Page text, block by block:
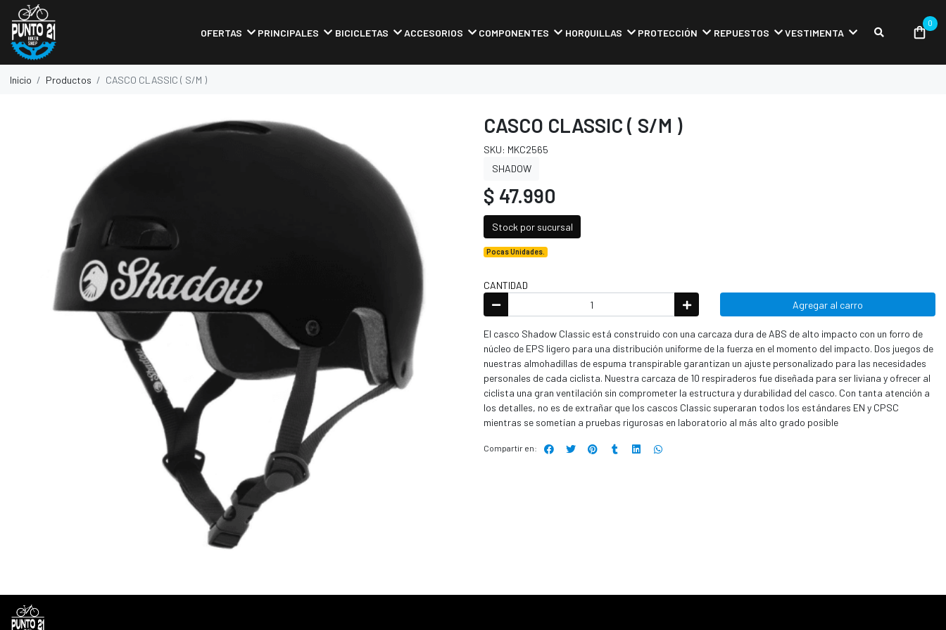
OFERTAS PRINCIPALES BICICLETAS ACCESORIOS COMPONENTES HORQUILLAS PROTECCIÓN REPUESTOS VESTIMENTA
0
Inicio Productos CASCO CLASSIC ( S/M )
CASCO CLASSIC ( S/M )
SKU: MKC2565
SHADOW
$ 47.990
Stock por sucursal
Pocas Unidades.
CANTIDAD
Agregar al carro
El casco Shadow Classic está construido con una carcaza dura de ABS de alto impacto con un forro de
núcleo de EPS ligero para una distribución uniforme de la fuerza en el momento del impacto. Dos juegos de
nuestras almohadillas de espuma transpirable garantizan un ajuste personalizado para las necesidades
personales de cada ciclista. Nuestra carcaza de 10 respiraderos fue diseñada para ser liviana y ofrecer al
ciclista una gran ventilación sin comprometer la estructura y durabilidad del casco. Con tanta atención a
los detalles, no es de extrañar que los cascos Classic superaran todos los estándares EN y CPSC
mientras se sometían a pruebas rigurosas en laboratorio al más alto grado posible
Compartir en: